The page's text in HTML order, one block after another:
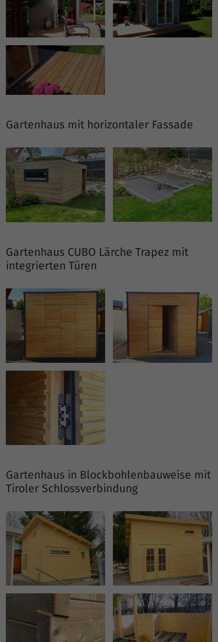
Gartenhaus mit horizontaler Fassade
Gartenhaus CUBO Lärche Trapez mit
integrierten Türen
Gartenhaus in Blockbohlenbauweise mit
Tiroler Schlossverbindung